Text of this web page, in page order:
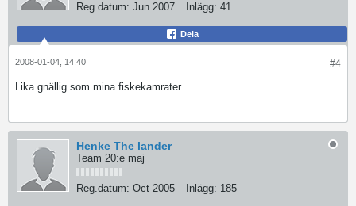
Reg.datum: Jun 2007 Inlägg: 41
Dela
#4
2008-01-04, 14:40
Lika gnällig som mina fiskekamrater.
Henke The lander
Team 20:e maj
Reg.datum: Oct 2005 Inlägg: 185